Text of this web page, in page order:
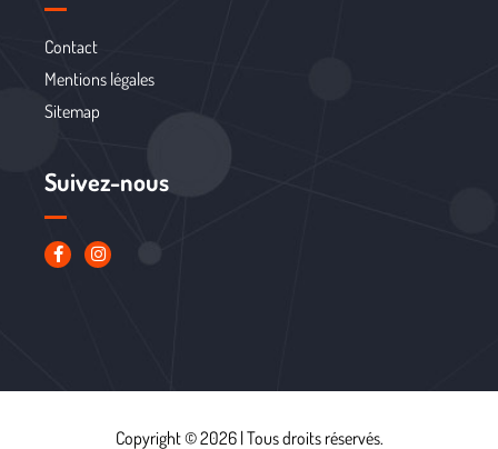
Contact
Mentions légales
Sitemap
Suivez-nous
Copyright © 2026 | Tous droits réservés.